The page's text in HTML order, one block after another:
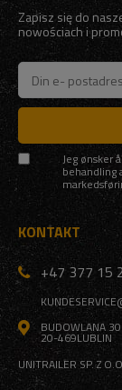
Zapisz się do
nowościach i
Jeg ønsker
behandling
KONTAKT
+47 377 15
BUDOWLANA 30
20-469LUBLIN
UNITRAILER SP. Z